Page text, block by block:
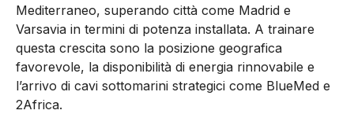
Mediterraneo, superando città come Madrid e
Varsavia in termini di potenza installata. A trainare
questa crescita sono la posizione geografica
favorevole, la disponibilità di energia rinnovabile e
l’arrivo di cavi sottomarini strategici come BlueMed e
2Africa.